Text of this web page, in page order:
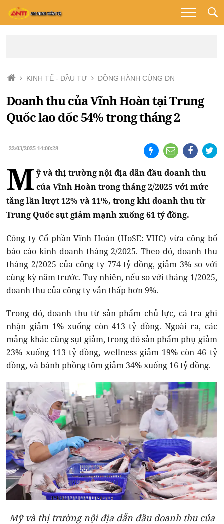
KINH TẾ - ĐẦU TƯ ĐỒNG HÀNH CÙNG DN
Doanh thu của Vĩnh Hoàn tại Trung
Quốc lao dốc 54% trong tháng 2
22/03/2025 14:00:28
M ỹ và thị trường nội địa dẫn đầu doanh thu
của Vĩnh Hoàn trong tháng 2/2025 với mức
tăng lần lượt 12% và 11%, trong khi doanh thu từ
Trung Quốc sụt giảm mạnh xuống 61 tỷ đồng.
Công ty Cổ phần Vĩnh Hoàn (HoSE: VHC) vừa công bố
báo cáo kinh doanh tháng 2/2025. Theo đó, doanh thu
tháng 2/2025 của công ty 774 tỷ đồng, giảm 3% so với
cùng kỳ năm trước. Tuy nhiên, nếu so với tháng 1/2025,
doanh thu của công ty vẫn thấp hơn 9%.
Trong đó, doanh thu từ sản phẩm chủ lực, cá tra ghi
nhận giảm 1% xuống còn 413 tỷ đồng. Ngoài ra, các
mảng khác cũng sụt giảm, trong đó sản phẩm phụ giảm
23% xuống 113 tỷ đồng, wellness giảm 19% còn 46 tỷ
đồng, và bánh phồng tôm giảm 34% xuống 16 tỷ đồng.
Mỹ và thị trường nội địa dẫn đầu doanh thu của